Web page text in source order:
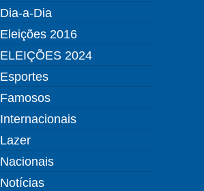
Dia-a-Dia
Eleições 2016
ELEIÇÕES 2024
Esportes
Famosos
Internacionais
Lazer
Nacionais
Notícias